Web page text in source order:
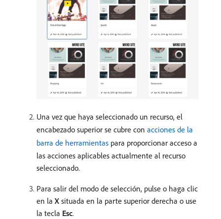
Una vez que haya seleccionado un recurso, el
encabezado superior se cubre con acciones de la
barra de herramientas para proporcionar acceso a
las acciones aplicables actualmente al recurso
seleccionado.
Para salir del modo de selección, pulse o haga clic
en la X situada en la parte superior derecha o use
la tecla Esc.